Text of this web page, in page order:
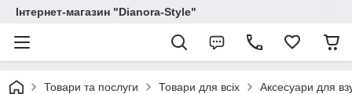
Інтернет-магазин "Dianora-Style"
Товари та послуги Товари для всіх Аксесуари для